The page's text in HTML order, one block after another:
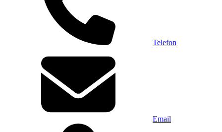
Telefon
Email